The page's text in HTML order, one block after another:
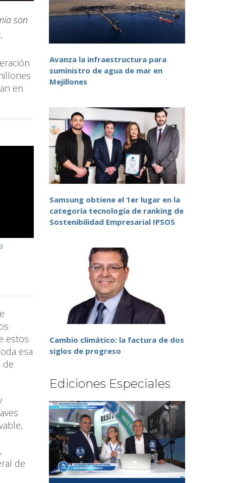
son
en
estos
esa
de
de
Avanza la infraestructura para
suministro de agua de mar en
Mejillones
Samsung obtiene el 1er lugar en la
categoría tecnología de ranking de
Sostenibilidad Empresarial IPSOS
Cambio climático: la factura de dos
siglos de progreso
Ediciones Especiales